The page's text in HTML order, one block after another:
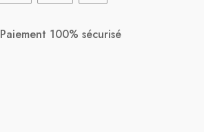
Paiement 100% sécurisé